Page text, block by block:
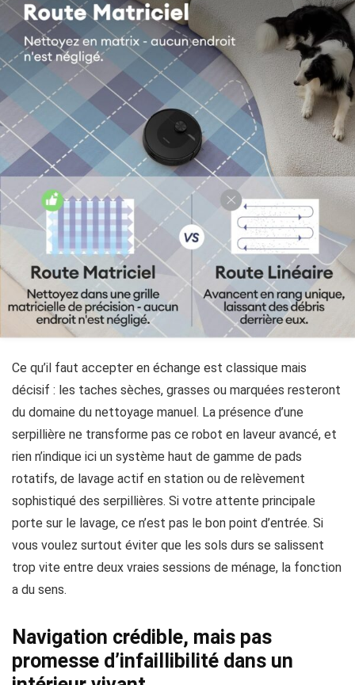
Ce qu’il faut accepter en échange est classique mais
décisif : les taches sèches, grasses ou marquées resteront
du domaine du nettoyage manuel. La présence d’une
serpillière ne transforme pas ce robot en laveur avancé, et
rien n’indique ici un système haut de gamme de pads
rotatifs, de lavage actif en station ou de relèvement
sophistiqué des serpillières. Si votre attente principale
porte sur le lavage, ce n’est pas le bon point d’entrée. Si
vous voulez surtout éviter que les sols durs se salissent
trop vite entre deux vraies sessions de ménage, la fonction
a du sens.
Navigation crédible, mais pas
promesse d’infaillibilité dans un